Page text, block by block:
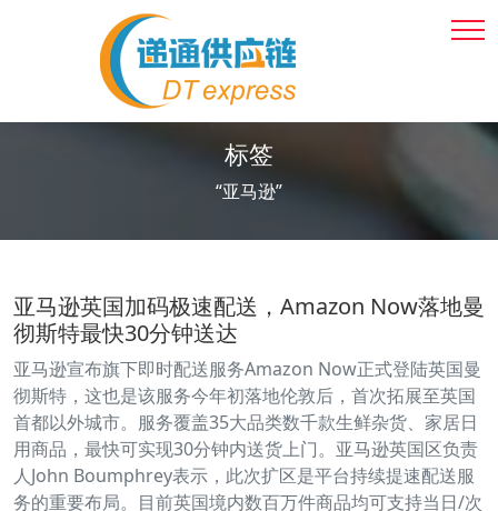
标签
“亚马逊”
亚马逊英国加码极速配送，Amazon Now落地曼
彻斯特最快30分钟送达
亚马逊宣布旗下即时配送服务Amazon Now正式登陆英国曼
彻斯特，这也是该服务今年初落地伦敦后，首次拓展至英国
首都以外城市。服务覆盖35大品类数千款生鲜杂货、家居日
用商品，最快可实现30分钟内送货上门。亚马逊英国区负责
人John Boumphrey表示，此次扩区是平台持续提速配送服
务的重要布局。目前英国境内数百万件商品均可支持当日/次